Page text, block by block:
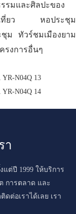
รมและศิลปะของ
เที่ยว หอประชุม
ชุม ทัวร์ชมเมืองยาม
รงการอื่นๆ
า
ต่ปี 1999 ให้บริการ
การตลาด และ
ต่อเราได้เลย เรา